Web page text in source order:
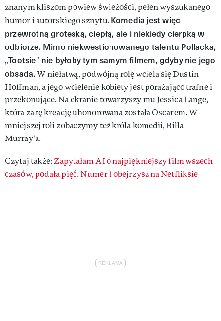
znanym kliszom powiew świeżości, pełen wyszukanego
humor i autorskiego sznytu. Komedia jest więc
przewrotną groteską, ciepłą, ale i niekiedy cierpką w
odbiorze. Mimo niekwestionowanego talentu Pollacka,
„Tootsie” nie byłoby tym samym filmem, gdyby nie jego
obsada. W niełatwą, podwójną rolę wciela się Dustin
Hoffman, a jego wcielenie kobiety jest porażająco trafne i
przekonujące. Na ekranie towarzyszy mu Jessica Lange,
która za tę kreację uhonorowana została Oscarem. W
mniejszej roli zobaczymy też króla komedii, Billa
Murray'a.
Czytaj także:Zapytałam AI o najpiękniejszy film wszech
czasów, podała pięć. Numer 1 obejrzysz na Netfliksie